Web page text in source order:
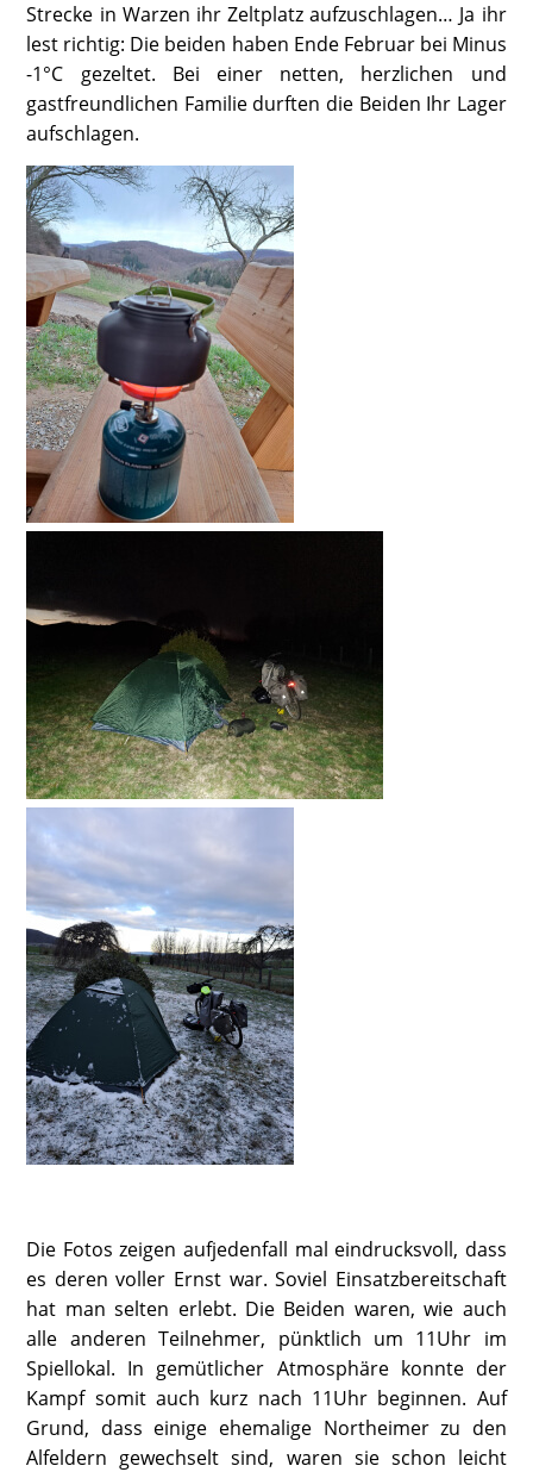
Strecke in Warzen ihr Zeltplatz aufzuschlagen… Ja ihr
lest richtig: Die beiden haben Ende Februar bei Minus
-1°C gezeltet. Bei einer netten, herzlichen und
gastfreundlichen Familie durften die Beiden Ihr Lager
aufschlagen.
Die Fotos zeigen aufjedenfall mal eindrucksvoll, dass
es deren voller Ernst war. Soviel Einsatzbereitschaft
hat man selten erlebt. Die Beiden waren, wie auch
alle anderen Teilnehmer, pünktlich um 11Uhr im
Spiellokal. In gemütlicher Atmosphäre konnte der
Kampf somit auch kurz nach 11Uhr beginnen. Auf
Grund, dass einige ehemalige Northeimer zu den
Alfeldern gewechselt sind, waren sie schon leicht